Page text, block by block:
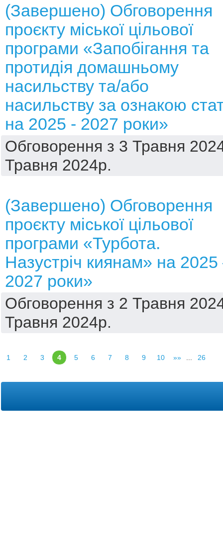
(Завершено) Обговорення
проєкту міської цільової
програми «Запобігання та
протидія домашньому
насильству та/або
насильству за ознакою
на 2025 - 2027 роки»
Обговорення з 3 Травня
Травня 2024р.
(Завершено) Обговорення
проєкту міської цільової
програми «Турбота.
Назустріч киянам» на 2025
2027 роки»
Обговорення з 2 Травня
Травня 2024р.
1 2 3 4 5 6 7 8 9 10 »» 26